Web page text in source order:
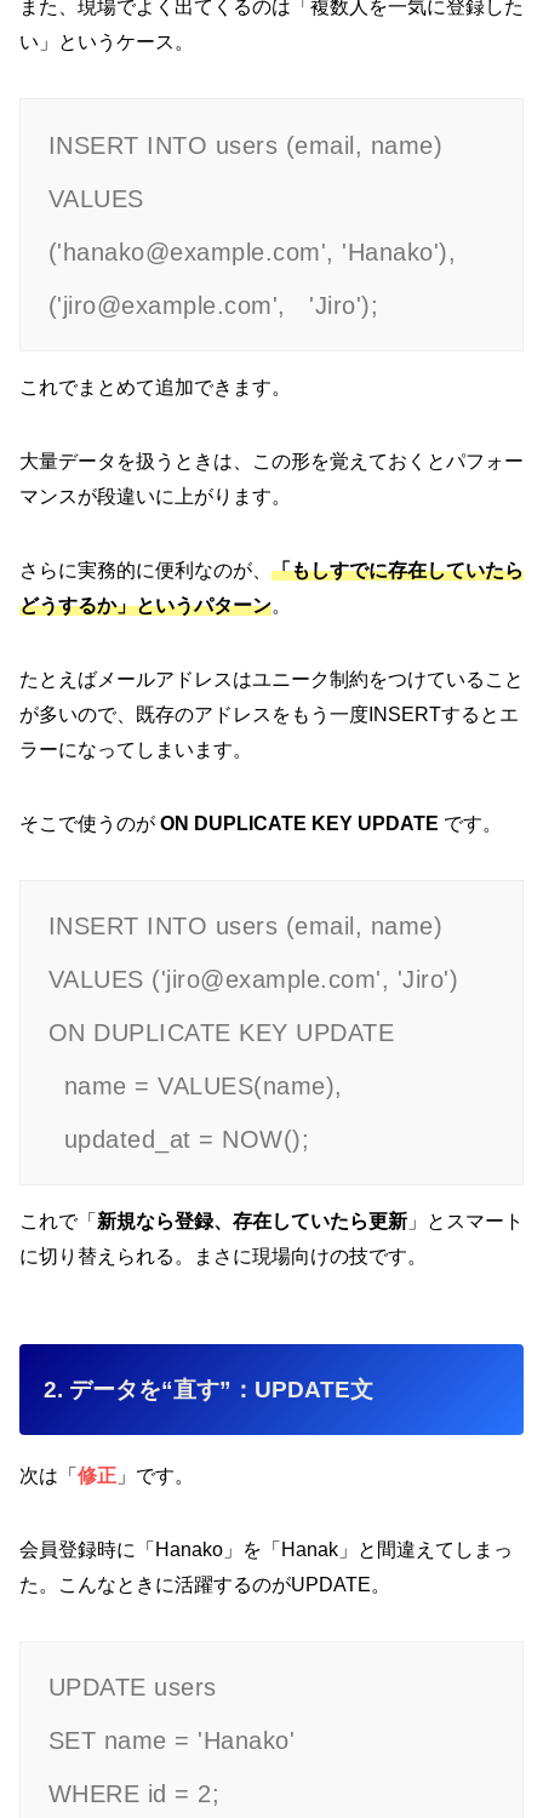
また、現場でよく出てくるのは「複数人を一気に登録した
い」というケース。
INSERT INTO users (email, name)
VALUES
('hanako@example.com', 'Hanako'),
これでまとめて追加できます。
大量データを扱うときは、この形を覚えておくとパフォー
マンスが段違いに上がります。
さらに実務的に便利なのが、 「もしすでに存在していたら
どうするか」というパターン。
たとえばメールアドレスはユニーク制約をつけていること
が多いので、既存のアドレスをもう一度INSERTするとエ
ラーになってしまいます。
そこで使うのが ON DUPLICATE KEY UPDATE です。
INSERT INTO users (email, name)
VALUES ('jiro@example.com', 'Jiro')
ON DUPLICATE KEY UPDATE
これで「 新規なら登録、存在していたら更新 」とスマート
に切り替えられる。まさに現場向けの技です。
2. データを“直す”：UPDATE文
次は「 修正 」です。
会員登録時に「Hanako」を「Hanak」と間違えてしまっ
た。こんなときに活躍するのがUPDATE。
UPDATE users
SET name = 'Hanako'